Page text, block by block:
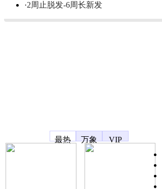
·2周止脱发-6周长新发
最热
万象
VIP